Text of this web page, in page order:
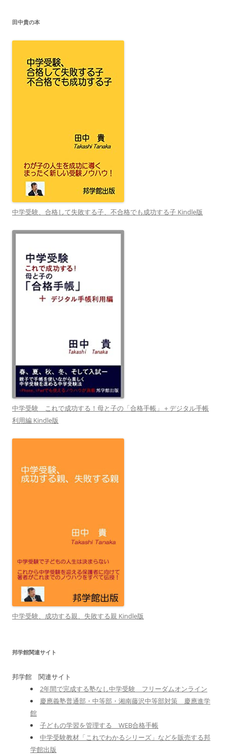
田中貴の本
中学受験、合格して失敗する子、不合格でも成功する子 Kindle版
中学受験 これで成功する！母と子の「合格手帳」＋デジタル手帳
利用編 Kindle版
中学受験、成功する親、失敗する親 Kindle版
邦学館関連サイト
邦学館 関連サイト
2年間で完成する塾なし中学受験 フリーダムオンライン
慶應義塾普通部・中等部・湘南藤沢中等部対策 慶應進学
館
子どもの学習を管理する WEB合格手帳
中学受験教材「これでわかるシリーズ」などを販売する邦
学館出版